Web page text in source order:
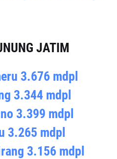
JATIM
3.676 mdpl
3.344 mdpl
3.399 mdpl
3.265 mdpl
3.156 mdpl